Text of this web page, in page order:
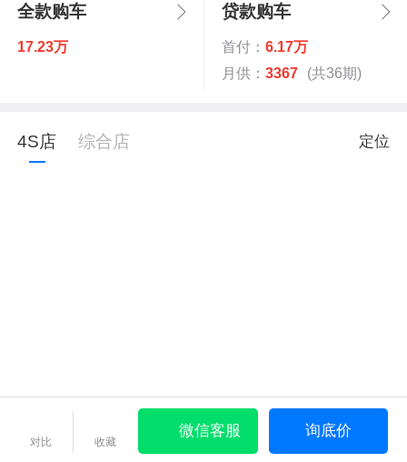
全款购车
17.23万
贷款购车
首付： 6.17万
月供： 3367 (共36期)
4S店 综合店 定位
对比 收藏
微信客服 询底价